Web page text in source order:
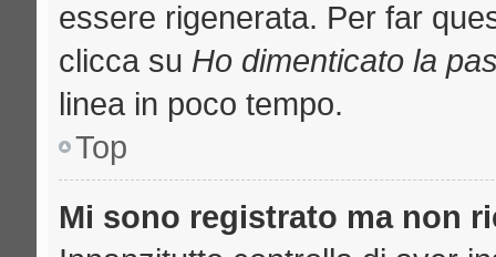
essere rigenerata. Per far
clicca su Ho dimenticato la
linea in poco tempo.
Top
Mi sono registrato ma non